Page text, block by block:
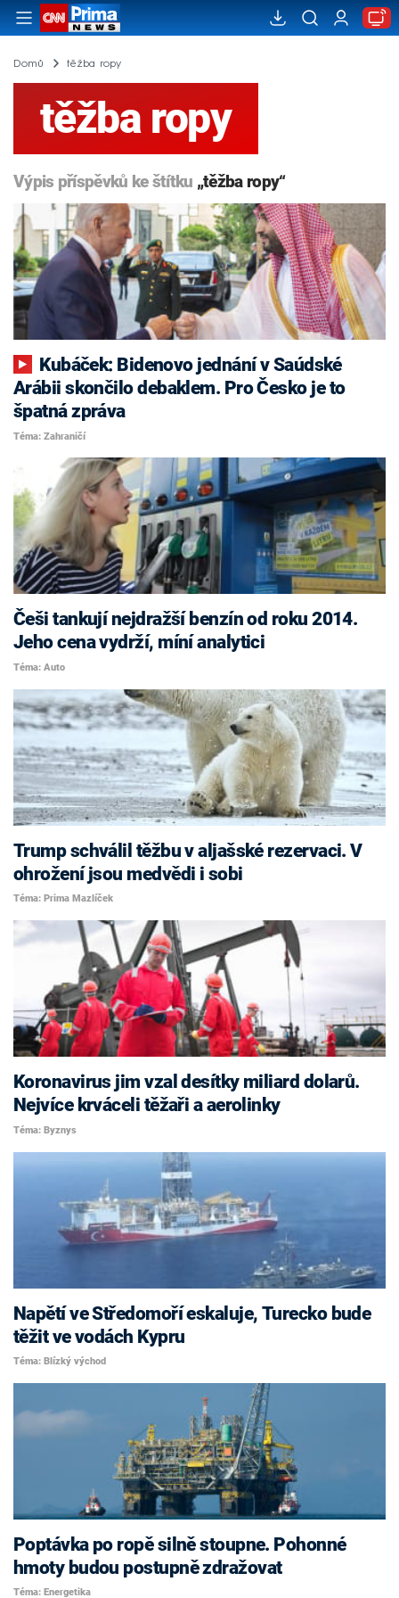
Domů těžba ropy
těžba ropy
Výpis příspěvků ke štítku „těžba ropy“
Arábii skončilo debaklem. Pro Česko je to
špatná zpráva
Téma: Zahraničí
Češi tankují nejdražší benzín od roku 2014.
Jeho cena vydrží, míní analytici
Téma: Auto
Trump schválil těžbu v aljašské rezervaci. V
ohrožení jsou medvědi i sobi
Téma: Prima Mazlíček
Koronavirus jim vzal desítky miliard dolarů.
Nejvíce krváceli těžaři a aerolinky
Téma: Byznys
Napětí ve Středomoří eskaluje, Turecko bude
těžit ve vodách Kypru
Téma: Blízký východ
Poptávka po ropě silně stoupne. Pohonné
hmoty budou postupně zdražovat
Téma: Energetika